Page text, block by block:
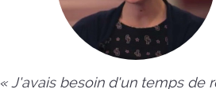
« J'avais besoin d'un temps de